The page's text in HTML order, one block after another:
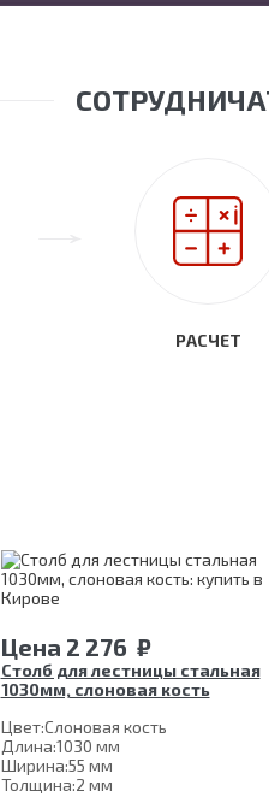
РАСЧЕТ
Цена 2 276 ₽
Столб для лестницы стальная
1030мм, слоновая кость
Цвет:Слоновая кость
Длина:1030 мм
Ширина:55 мм
Толщина:2 мм